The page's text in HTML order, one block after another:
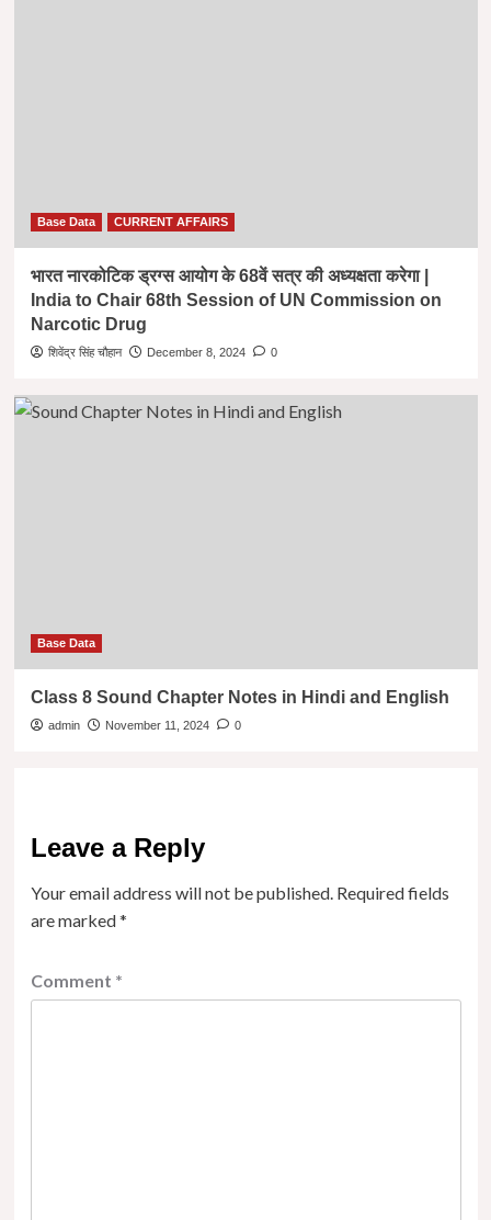
Base Data CURRENT AFFAIRS
भारत नारकोटिक ड्रग्स आयोग के 68वें सत्र की अध्यक्षता करेगा |
India to Chair 68th Session of UN Commission on
Narcotic Drug
शिवेंद्र सिंह चौहान December 8, 2024 0
Base Data
Class 8 Sound Chapter Notes in Hindi and English
admin November 11, 2024 0
Leave a Reply
Your email address will not be published. Required fields
are marked*
Comment *